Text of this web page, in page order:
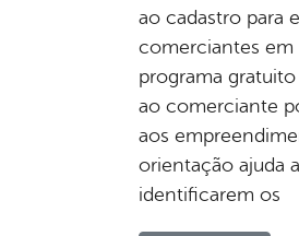
ao cadastro para
comerciantes em
programa
ao comerciante
aos
orientação ajuda
identificarem os